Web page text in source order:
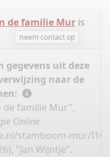
de familie Muris
neem contact op
gegevens uit deze
naar de
de familie Mur",
Online
stamboom-mur/
"Jan Wijntje".